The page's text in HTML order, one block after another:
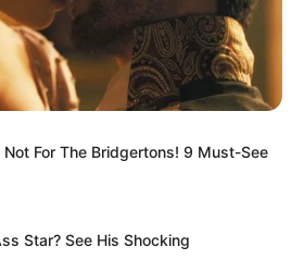
Projektes sind Affiliate-
Unterstützung, ohne dass sich
Not For The Bridgertons! 9 Must-See
Star? See His Shocking